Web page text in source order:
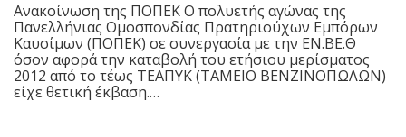
Ανακοίνωση της ΠΟΠΕΚ Ο πολυετής αγώνας της
Πανελλήνιας Ομοσπονδίας Πρατηριούχων Εμπόρων
Καυσίμων (ΠΟΠΕΚ) σε συνεργασία με την ΕΝ.ΒΕ.Θ
όσον αφορά την καταβολή του ετήσιου μερίσματος
2012 από το τέως ΤΕΑΠΥΚ (ΤΑΜΕΙΟ ΒΕΝΖΙΝΟΠΩΛΩΝ)
είχε θετική έκβαση.…